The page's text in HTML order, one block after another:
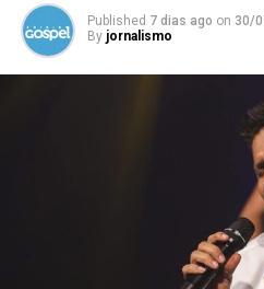
Published 7 dias ago on 30/
By jornalismo